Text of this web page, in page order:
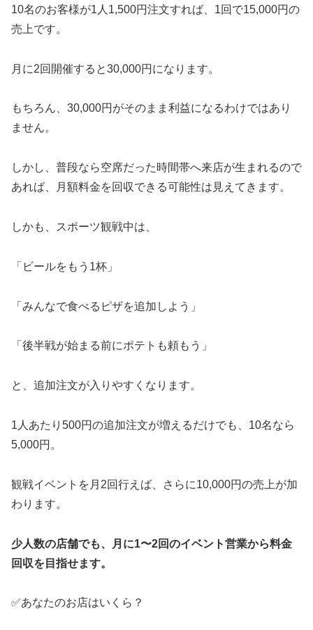
10名のお客様が1人1,500円注文すれば、1回で15,000円の
売上です。
月に2回開催すると30,000円になります。
もちろん、30,000円がそのまま利益になるわけではあり
ません。
しかし、普段なら空席だった時間帯へ来店が生まれるので
あれば、月額料金を回収できる可能性は見えてきます。
しかも、スポーツ観戦中は、
「ビールをもう1杯」
「みんなで食べるピザを追加しよう」
「後半戦が始まる前にポテトも頼もう」
と、追加注文が入りやすくなります。
1人あたり500円の追加注文が増えるだけでも、10名なら
5,000円。
観戦イベントを月2回行えば、さらに10,000円の売上が加
わります。
少人数の店舗でも、月に1〜2回のイベント営業から料金
回収を目指せます。
✅あなたのお店はいくら？